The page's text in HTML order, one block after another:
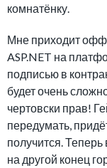
комнатёнку.
Мне приходит
ASP.NET на
подписью в
будет очень
чертовски прав!
передумать,
получится.
на другой конец